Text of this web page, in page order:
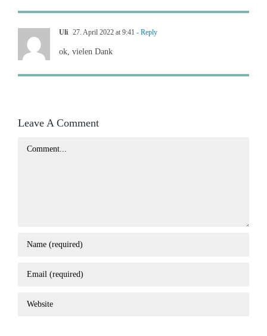
Uli 27. April 2022 at 9:41 - Reply
ok, vielen Dank
Leave A Comment
Comment